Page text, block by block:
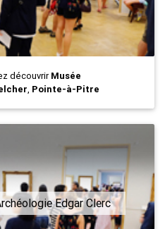
découvrirMusée
, Pointe-à-Pitre
Edgar Clerc